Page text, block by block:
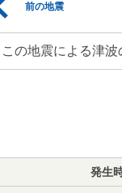
前の地震
この地震による津波
発生